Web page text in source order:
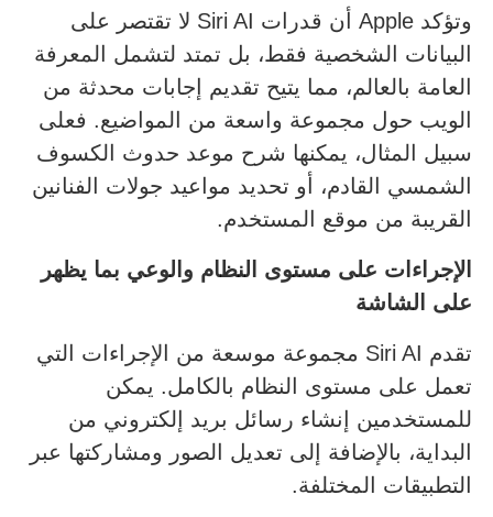
وتؤكد Apple أن قدرات Siri AI لا تقتصر على
البيانات الشخصية فقط، بل تمتد لتشمل المعرفة
العامة بالعالم، مما يتيح تقديم إجابات محدثة من
الويب حول مجموعة واسعة من المواضيع. فعلى
سبيل المثال، يمكنها شرح موعد حدوث الكسوف
الشمسي القادم، أو تحديد مواعيد جولات الفنانين
القريبة من موقع المستخدم.
الإجراءات على مستوى النظام والوعي بما يظهر
على الشاشة
تقدم Siri AI مجموعة موسعة من الإجراءات التي
تعمل على مستوى النظام بالكامل. يمكن
للمستخدمين إنشاء رسائل بريد إلكتروني من
البداية، بالإضافة إلى تعديل الصور ومشاركتها عبر
التطبيقات المختلفة.